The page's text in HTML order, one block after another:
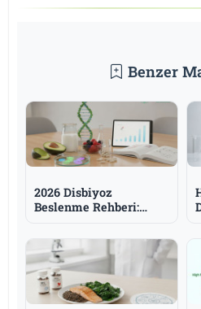
Benzer
2026 Disbiyoz
Beslenme Rehberi:
Dengesizliği, Prebiyotik
ve Probiyotikler